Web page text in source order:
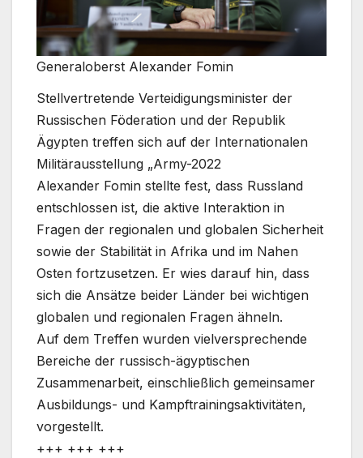
Generaloberst Alexander Fomin
Stellvertretende Verteidigungsminister der
Russischen Föderation und der Republik
Ägypten treffen sich auf der Internationalen
Militärausstellung „Army-2022
Alexander Fomin stellte fest, dass Russland
entschlossen ist, die aktive Interaktion in
Fragen der regionalen und globalen Sicherheit
sowie der Stabilität in Afrika und im Nahen
Osten fortzusetzen. Er wies darauf hin, dass
sich die Ansätze beider Länder bei wichtigen
globalen und regionalen Fragen ähneln.
Auf dem Treffen wurden vielversprechende
Bereiche der russisch-ägyptischen
Zusammenarbeit, einschließlich gemeinsamer
Ausbildungs- und Kampftrainingsaktivitäten,
vorgestellt.
+++ +++ +++